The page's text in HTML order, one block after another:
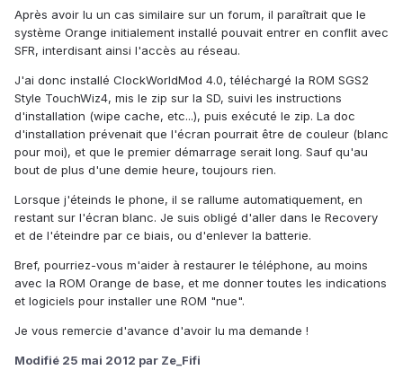
Après avoir lu un cas similaire sur un forum, il paraîtrait que le
système Orange initialement installé pouvait entrer en conflit avec
SFR, interdisant ainsi l'accès au réseau.
J'ai donc installé ClockWorldMod 4.0, téléchargé la ROM SGS2
Style TouchWiz4, mis le zip sur la SD, suivi les instructions
d'installation (wipe cache, etc...), puis exécuté le zip. La doc
d'installation prévenait que l'écran pourrait être de couleur (blanc
pour moi), et que le premier démarrage serait long. Sauf qu'au
bout de plus d'une demie heure, toujours rien.
Lorsque j'éteinds le phone, il se rallume automatiquement, en
restant sur l'écran blanc. Je suis obligé d'aller dans le Recovery
et de l'éteindre par ce biais, ou d'enlever la batterie.
Bref, pourriez-vous m'aider à restaurer le téléphone, au moins
avec la ROM Orange de base, et me donner toutes les indications
et logiciels pour installer une ROM "nue".
Je vous remercie d'avance d'avoir lu ma demande !
Modifié 25 mai 2012 par Ze_Fifi